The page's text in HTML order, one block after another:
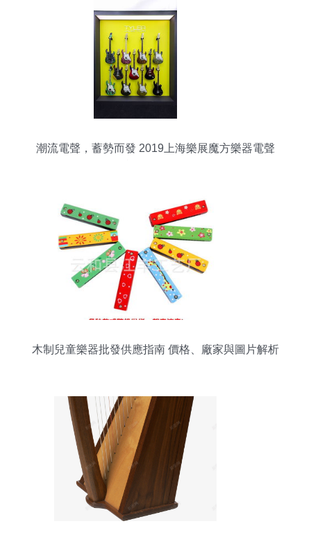
潮流電聲，蓄勢而發 2019上海樂展魔方樂器電聲
木制兒童樂器批發供應指南 價格、廠家與圖片解析